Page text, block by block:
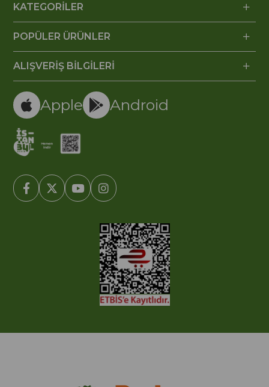
KATEGORİLER
POPÜLER ÜRÜNLER
ALIŞVERİŞ BİLGİLERİ
Apple Android